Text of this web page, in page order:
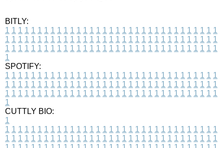
BITLY:
1 1 1 1 1 1 1 1 1 1 1 1 1 1 1 1 1 1 1 1 1 1 1 1 1 1 1 1 1 1 1 1 1
1 1 1 1 1 1 1 1 1 1 1 1 1 1 1 1 1 1 1 1 1 1 1 1 1 1 1 1 1 1 1 1 1
1 1 1 1 1 1 1 1 1 1 1 1 1 1 1 1 1 1 1 1 1 1 1 1 1 1 1 1 1 1 1 1 1
1
SPOTIFY:
1 1 1 1 1 1 1 1 1 1 1 1 1 1 1 1 1 1 1 1 1 1 1 1 1 1 1 1 1 1 1 1 1
1 1 1 1 1 1 1 1 1 1 1 1 1 1 1 1 1 1 1 1 1 1 1 1 1 1 1 1 1 1 1 1 1
1 1 1 1 1 1 1 1 1 1 1 1 1 1 1 1 1 1 1 1 1 1 1 1 1 1 1 1 1 1 1 1 1
1
CUTTLY BIO:
1
1 1 1 1 1 1 1 1 1 1 1 1 1 1 1 1 1 1 1 1 1 1 1 1 1 1 1 1 1 1 1 1 1
1 1 1 1 1 1 1 1 1 1 1 1 1 1 1 1 1 1 1 1 1 1 1 1 1 1 1 1 1 1 1 1 1